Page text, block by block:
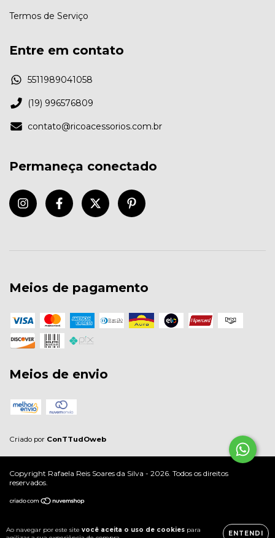
Ao navegar por este site você aceita o uso de cookies para
ENTENDI
Termos de Serviço
Entre em contato
5511989041058
(19) 996576809
contato@ricoacessorios.com.br
Permaneça conectado
Meios de pagamento
Meios de envio
Criado por ConTTudOweb
Copyright Rafaela Reis Soares da Silva - 2026. Todos os direitos
reservados.